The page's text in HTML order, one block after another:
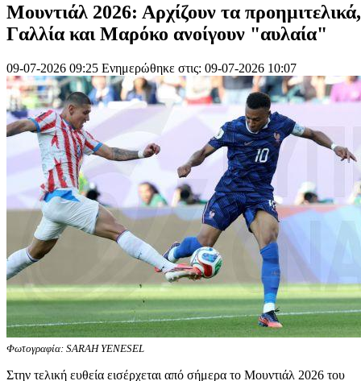
Μουντιάλ 2026: Αρχίζουν τα προημιτελικά,
Γαλλία και Μαρόκο ανοίγουν "αυλαία"
09-07-2026 09:25 Ενημερώθηκε στις: 09-07-2026 10:07
Φωτογραφία: SARAH YENESEL
Στην τελική ευθεία εισέρχεται από σήμερα το Μουντιάλ 2026 του